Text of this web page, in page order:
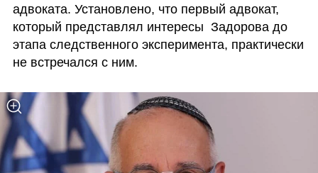
адвоката. Установлено, что первый адвокат,
который представлял интересы  Задорова до
этапа следственного эксперимента, практически
не встречался с ним.